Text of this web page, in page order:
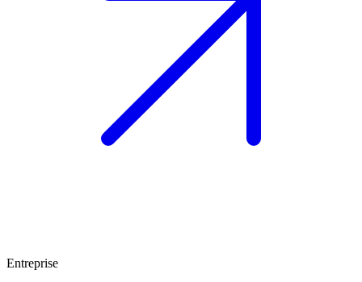
Entreprise